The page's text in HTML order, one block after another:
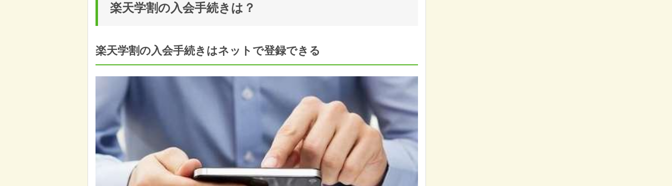
楽天学割の入会手続きは？
楽天学割の入会手続きはネットで登録できる